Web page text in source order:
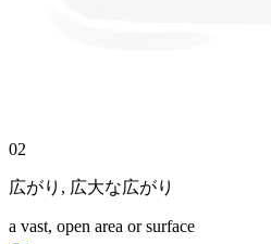
02
広がり , 広大な広がり
a vast, open area or surface